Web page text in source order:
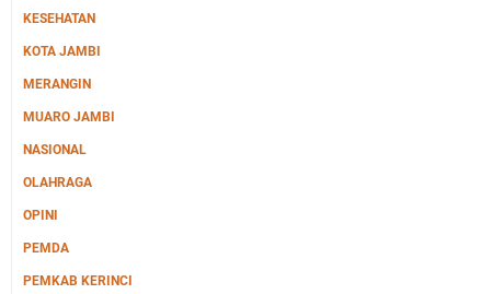
KESEHATAN
KOTA JAMBI
MERANGIN
MUARO JAMBI
NASIONAL
OLAHRAGA
OPINI
PEMDA
PEMKAB KERINCI